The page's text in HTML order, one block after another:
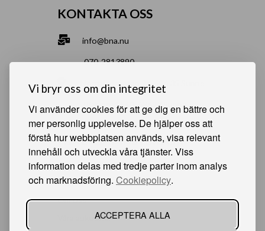
Vi bryr oss om din integritet
Vi använder cookies för att ge dig en bättre och
mer personlig upplevelse. De hjälper oss att
förstå hur webbplatsen används, visa relevant
innehåll och utveckla våra tjänster. Viss
information delas med tredje parter inom analys
och marknadsföring. Cookiepolicy.
ACCEPTERA ALLA
KONTAKTA OSS
info@bna.nu
070-2813890
Norrgårdsgatan 9a, 686 35 Sunne
Bjälverud 540, 68693 Sunne
HJÄLPSAMMA SIDOR
Något du vill sälja?
Att köpa från oss
Om oss
Våra auktioner